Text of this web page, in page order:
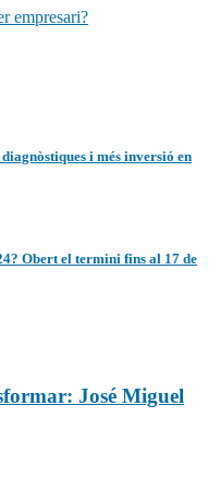
empresari?
i més inversió en
Obert el termini fins al 17 de
José Miguel